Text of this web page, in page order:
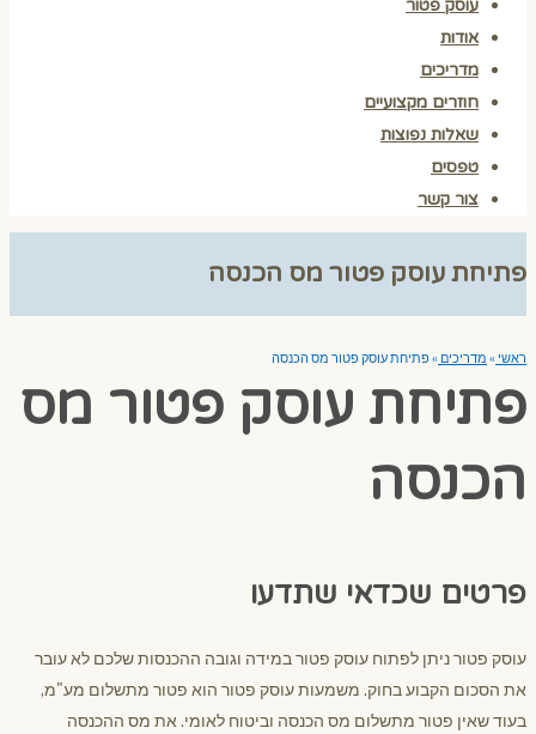
עוסק פטור
אודות
מדריכים
חוזרים מקצועיים
שאלות נפוצות
טפסים
צור קשר
פתיחת עוסק פטור מס הכנסה
ראשי » מדריכים »פתיחת עוסק פטור מס הכנסה
פתיחת עוסק פטור מס
הכנסה
פרטים שכדאי שתדעו
עוסק פטור ניתן לפתוח עוסק פטור במידה וגובה ההכנסות שלכם לא עובר
את הסכום הקבוע בחוק. משמעות עוסק פטור הוא פטור מתשלום מע"מ,
בעוד שאין פטור מתשלום מס הכנסה וביטוח לאומי. את מס ההכנסה